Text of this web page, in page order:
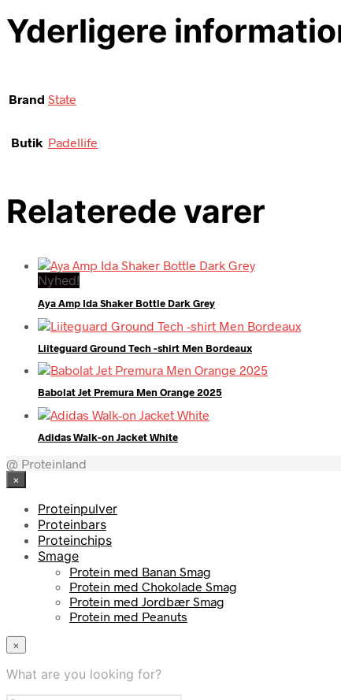
Yderligere
Brand State
Butik Padellife
Relaterede varer
Nyhed!
Aya Amp Ida Shaker Bottle Dark Grey
Liiteguard Ground Tech -shirt Men Bordeaux
Babolat Jet Premura Men Orange 2025
Adidas Walk-on Jacket White
@ Proteinland
×
Proteinpulver
Proteinbars
Proteinchips
Smage
Protein med Banan Smag
Protein med Chokolade Smag
Protein med Jordbær Smag
Protein med Peanuts
×
What are you looking for?